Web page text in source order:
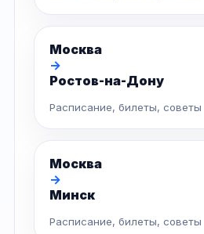
Москва
→
Ростов-на-Дону
Расписание, билеты, советы
Москва
→
Минск
Расписание, билеты, советы